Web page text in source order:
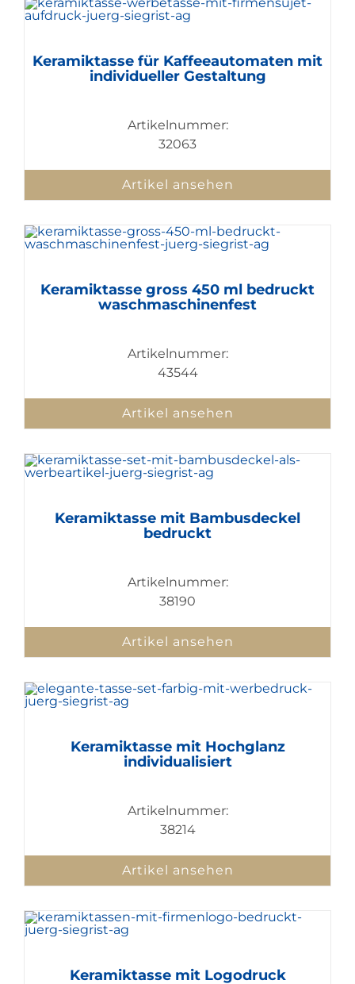
Keramiktasse für Kaffeeautomaten mit
individueller Gestaltung
Artikelnummer:
32063
Artikel ansehen
Keramiktasse gross 450 ml bedruckt
waschmaschinenfest
Artikelnummer:
43544
Artikel ansehen
Keramiktasse mit Bambusdeckel
bedruckt
Artikelnummer:
38190
Artikel ansehen
Keramiktasse mit Hochglanz
individualisiert
Artikelnummer:
38214
Artikel ansehen
Keramiktasse mit Logodruck